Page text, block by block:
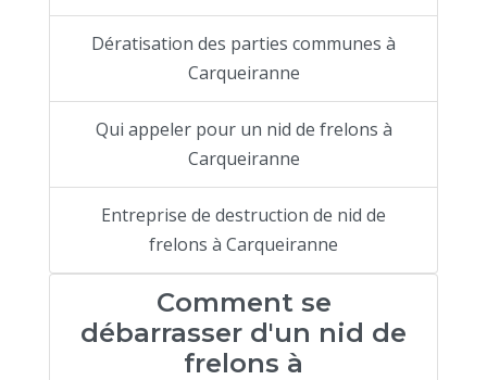
Dératisation des parties communes à
Carqueiranne
Qui appeler pour un nid de frelons à
Carqueiranne
Entreprise de destruction de nid de
frelons à Carqueiranne
Comment se
débarrasser d'un nid de
frelons à